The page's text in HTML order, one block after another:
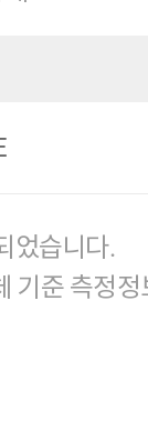
었습니다.
기준 측정정